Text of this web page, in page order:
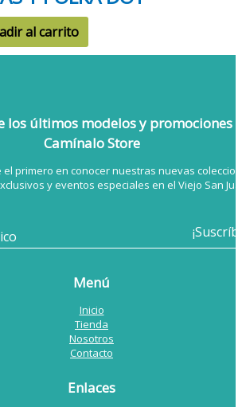
al carrito
los últimos modelosy promociones
Camínalo Store
el primero en conocer nuestras nuevas
y eventos especiales en el Viejo San
Menú
Inicio
Tienda
Nosotros
Contacto
Enlaces